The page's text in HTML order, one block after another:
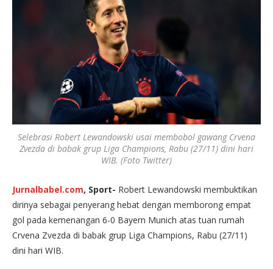
Selebrasi Robert Lewandowski usai membobol gawang Crvena
Zvezda di babak grup Liga Champions, Rabu (27/11) dini hari
WIB. (Foto Twitter)
Jurnalbabel.com, Sport- Robert Lewandowski membuktikan
dirinya sebagai penyerang hebat dengan memborong empat
gol pada kemenangan 6-0 Bayern Munich atas tuan rumah
Crvena Zvezda di babak grup Liga Champions, Rabu (27/11)
dini hari WIB.